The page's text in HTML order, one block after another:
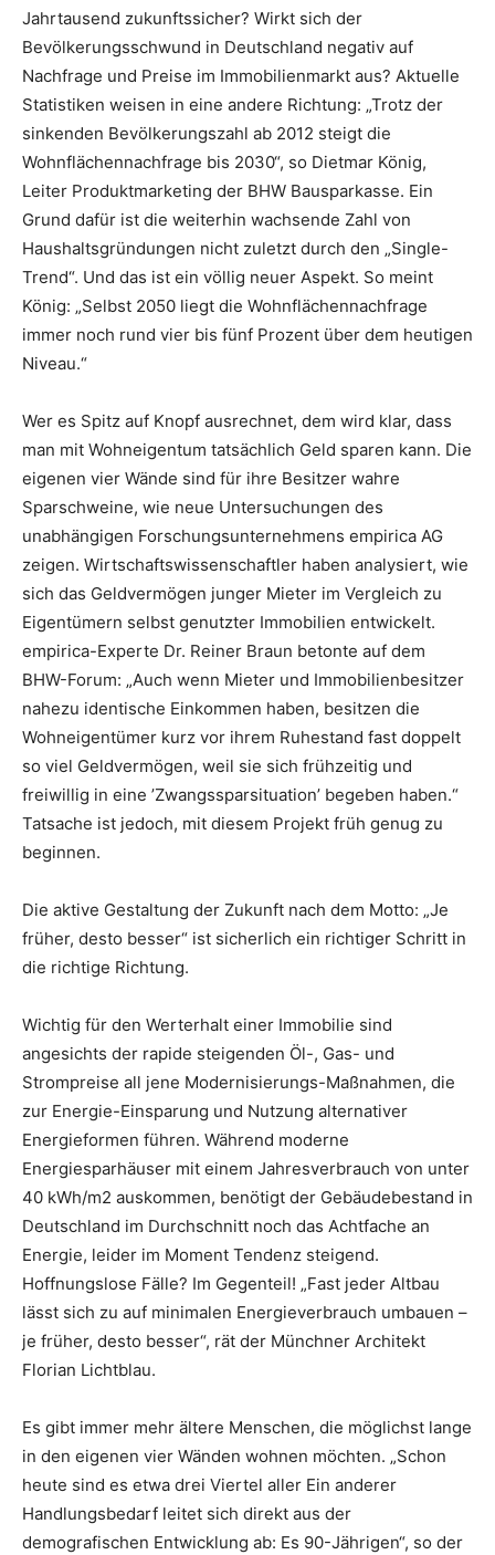
Jahrtausend zukunftssicher? Wirkt sich der
Bevölkerungsschwund in Deutschland negativ auf
Nachfrage und Preise im Immobilienmarkt aus? Aktuelle
Statistiken weisen in eine andere Richtung: „Trotz der
sinkenden Bevölkerungszahl ab 2012 steigt die
Wohnflächennachfrage bis 2030“, so Dietmar König,
Leiter Produktmarketing der BHW Bausparkasse. Ein
Grund dafür ist die weiterhin wachsende Zahl von
Haushaltsgründungen nicht zuletzt durch den „Single-
Trend“. Und das ist ein völlig neuer Aspekt. So meint
König: „Selbst 2050 liegt die Wohnflächennachfrage
immer noch rund vier bis fünf Prozent über dem heutigen
Niveau.“
Wer es Spitz auf Knopf ausrechnet, dem wird klar, dass
man mit Wohneigentum tatsächlich Geld sparen kann. Die
eigenen vier Wände sind für ihre Besitzer wahre
Sparschweine, wie neue Untersuchungen des
unabhängigen Forschungsunternehmens empirica AG
zeigen. Wirtschaftswissenschaftler haben analysiert, wie
sich das Geldvermögen junger Mieter im Vergleich zu
Eigentümern selbst genutzter Immobilien entwickelt.
empirica-Experte Dr. Reiner Braun betonte auf dem
BHW-Forum: „Auch wenn Mieter und Immobilienbesitzer
nahezu identische Einkommen haben, besitzen die
Wohneigentümer kurz vor ihrem Ruhestand fast doppelt
so viel Geldvermögen, weil sie sich frühzeitig und
freiwillig in eine ’Zwangssparsituation’ begeben haben.“
Tatsache ist jedoch, mit diesem Projekt früh genug zu
beginnen.
Die aktive Gestaltung der Zukunft nach dem Motto: „Je
früher, desto besser“ ist sicherlich ein richtiger Schritt in
die richtige Richtung.
Wichtig für den Werterhalt einer Immobilie sind
angesichts der rapide steigenden Öl-, Gas- und
Strompreise all jene Modernisierungs-Maßnahmen, die
zur Energie-Einsparung und Nutzung alternativer
Energieformen führen. Während moderne
Energiesparhäuser mit einem Jahresverbrauch von unter
40 kWh/m2 auskommen, benötigt der Gebäudebestand in
Deutschland im Durchschnitt noch das Achtfache an
Energie, leider im Moment Tendenz steigend.
Hoffnungslose Fälle? Im Gegenteil! „Fast jeder Altbau
lässt sich zu auf minimalen Energieverbrauch umbauen –
je früher, desto besser“, rät der Münchner Architekt
Florian Lichtblau.
Es gibt immer mehr ältere Menschen, die möglichst lange
in den eigenen vier Wänden wohnen möchten. „Schon
heute sind es etwa drei Viertel aller Ein anderer
Handlungsbedarf leitet sich direkt aus der
demografischen Entwicklung ab: Es 90-Jährigen“, so der